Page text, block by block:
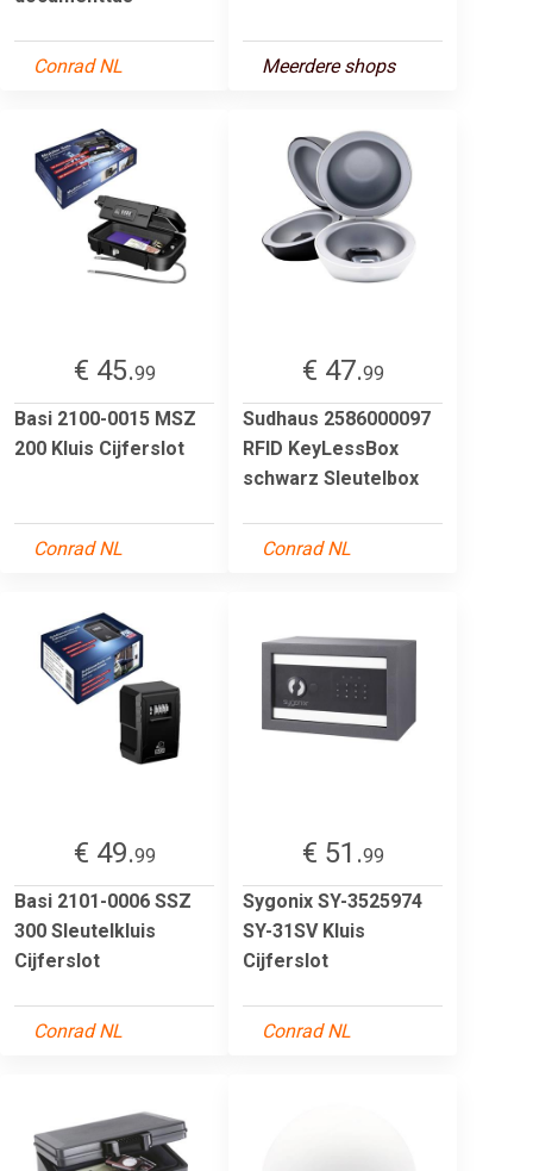
Conrad NL Meerdere shops
€ 45.99
Basi 2100-0015 MSZ
200 Kluis Cijferslot
Conrad NL
€ 47.99
Sudhaus 2586000097
RFID KeyLessBox
schwarz Sleutelbox
Conrad NL
€ 49.99
Basi 2101-0006 SSZ
300 Sleutelkluis
Cijferslot
Conrad NL
€ 51.99
Sygonix SY-3525974
SY-31SV Kluis
Cijferslot
Conrad NL